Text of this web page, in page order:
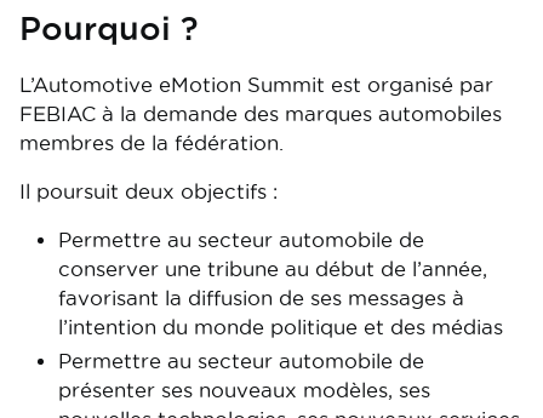
Pourquoi ?
L’Automotive eMotion Summit est organisé par
FEBIAC à la demande des marques automobiles
membres de la fédération.
Il poursuit deux objectifs :
Permettre au secteur automobile de
conserver une tribune au début de l’année,
favorisant la diffusion de ses messages à
l’intention du monde politique et des médias
Permettre au secteur automobile de
présenter ses nouveaux modèles, ses